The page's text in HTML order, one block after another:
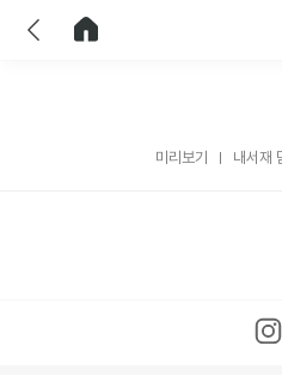
미리보기 내서재